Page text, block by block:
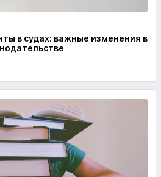
в судах: важные изменения в